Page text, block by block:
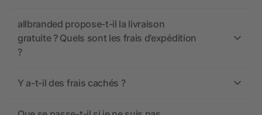
allbranded propose-t-il la livraison
gratuite ? Quels sont les frais d’expédition
?
Y a-t-il des frais cachés ?